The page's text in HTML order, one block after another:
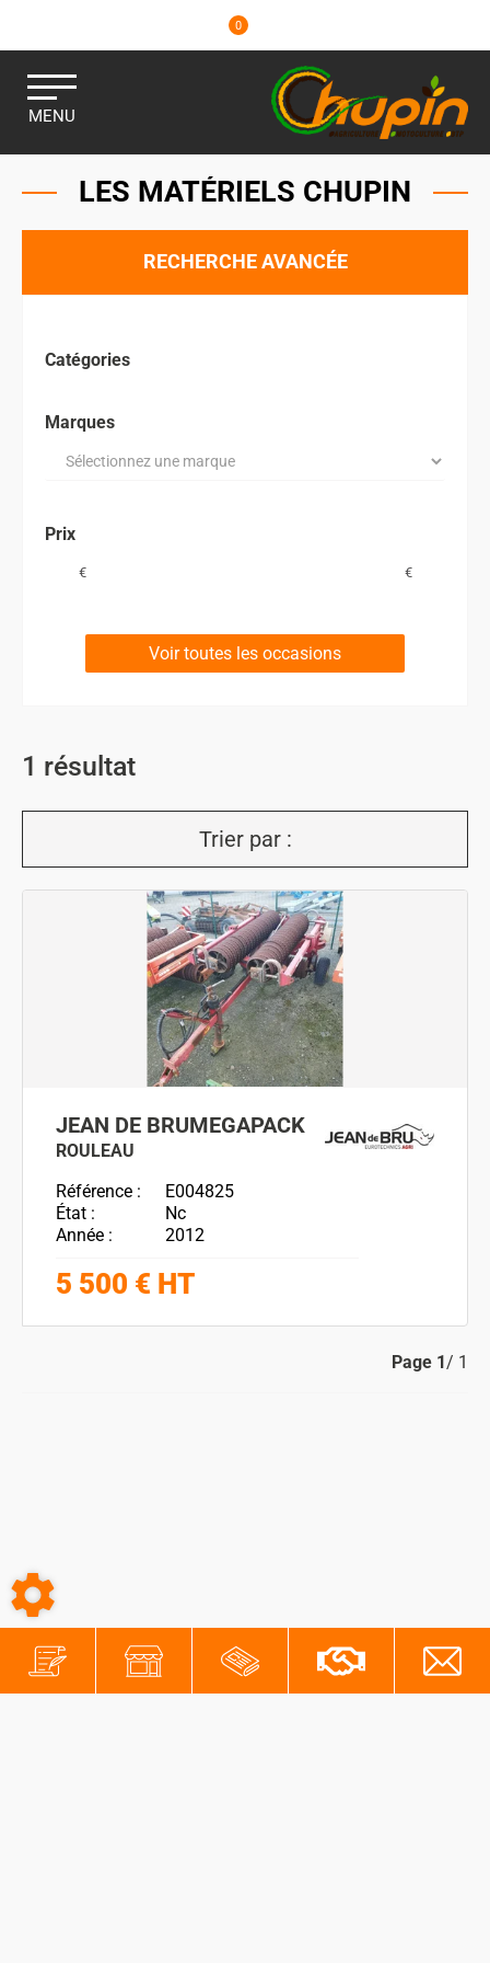
0
MENU
LES MATÉRIELS CHUPIN
RECHERCHE AVANCÉE
Catégories
Marques
Prix
€ €
Voir toutes les occasions
1 résultat
Trier par :
ROULEAU
JEAN DE BRUMEGAPACK
Référence
E004825
État
Nc
Année
2012
5 500 € HT
Page 1/ 1